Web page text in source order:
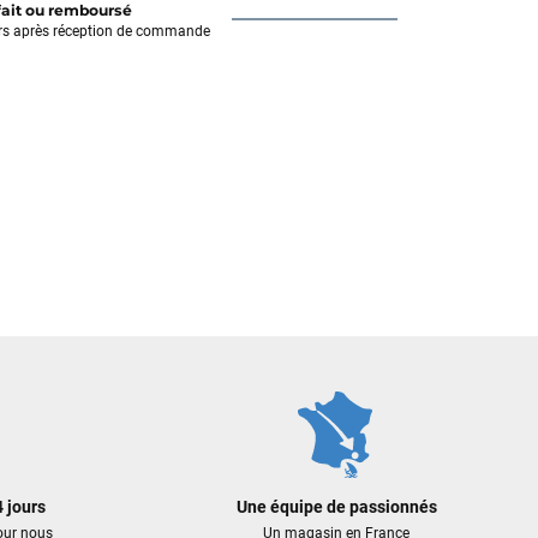
ou remboursé
après réception de commande
jours
nous
Une équipe de passionnés
Un magasin en France